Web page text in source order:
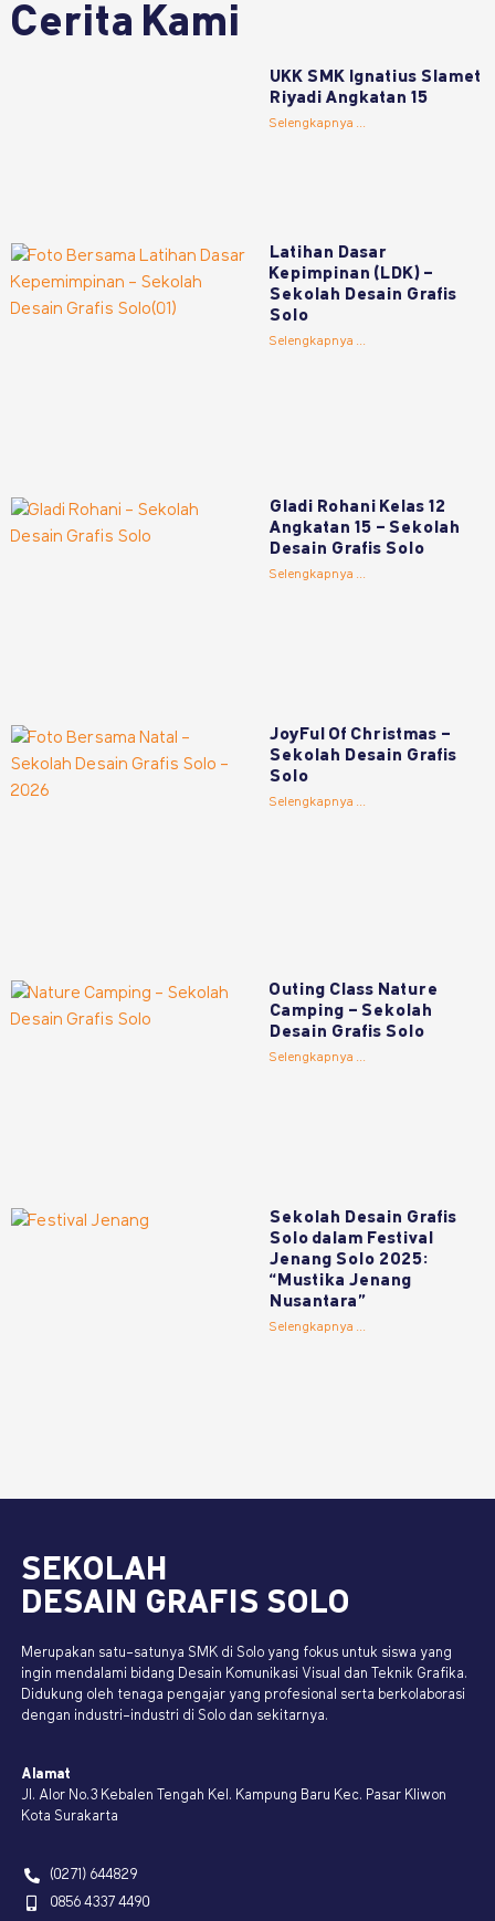
Cerita Kami
UKK SMK Ignatius Slamet
Riyadi Angkatan 15
Selengkapnya ...
Latihan Dasar
Kepimpinan (LDK) –
Sekolah Desain Grafis
Solo
Selengkapnya ...
Gladi Rohani Kelas 12
Angkatan 15 – Sekolah
Desain Grafis Solo
Selengkapnya ...
JoyFul Of Christmas –
Sekolah Desain Grafis
Solo
Selengkapnya ...
Outing Class Nature
Camping – Sekolah
Desain Grafis Solo
Selengkapnya ...
Sekolah Desain Grafis
Solo dalam Festival
Jenang Solo 2025:
“Mustika Jenang
Nusantara”
Selengkapnya ...
SEKOLAH
DESAIN GRAFIS SOLO
Merupakan satu-satunya SMK di Solo yang fokus untuk siswa yang
ingin mendalami bidang Desain Komunikasi Visual dan Teknik Grafika.
Didukung oleh tenaga pengajar yang profesional serta berkolaborasi
dengan industri-industri di Solo dan sekitarnya.
Alamat
Jl. Alor No.3 Kebalen Tengah Kel. Kampung Baru Kec. Pasar Kliwon
Kota Surakarta
(0271) 644829
0856 4337 4490